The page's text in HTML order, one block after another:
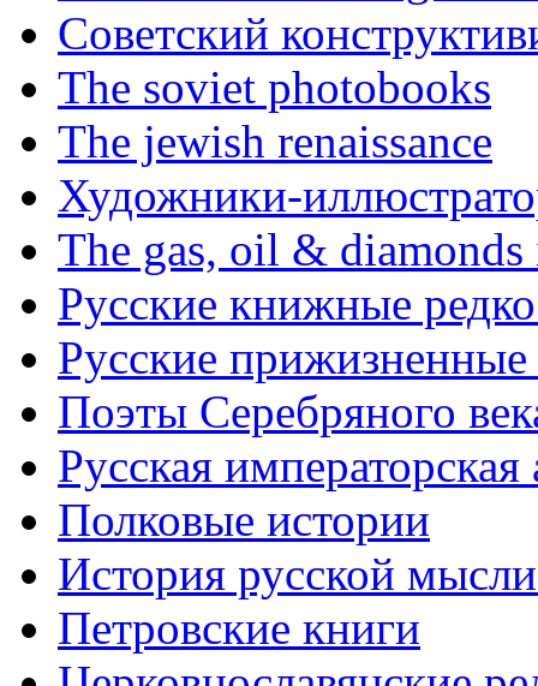
Советский
The soviet photobooks
The jewish renaissance
Художники-
The gas, oil & diamonds
Русские книжные
Русские прижизненные
Поэты Серебряного
Русская
Полковые истории
История русской
Петровские книги